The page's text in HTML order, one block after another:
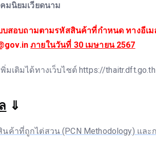
มนิยมเวียดนาม
อบถามตามรหัสสินค้าที่กำหนด ทางอีเม
ภายในวันที่ 30 เมษายน 2567
เติมได้ทางเว็บไซต์ https://thaitr.dft.go.th
⇓
ค้าที่ถูกไต่สวน (PCN Methodology) และ